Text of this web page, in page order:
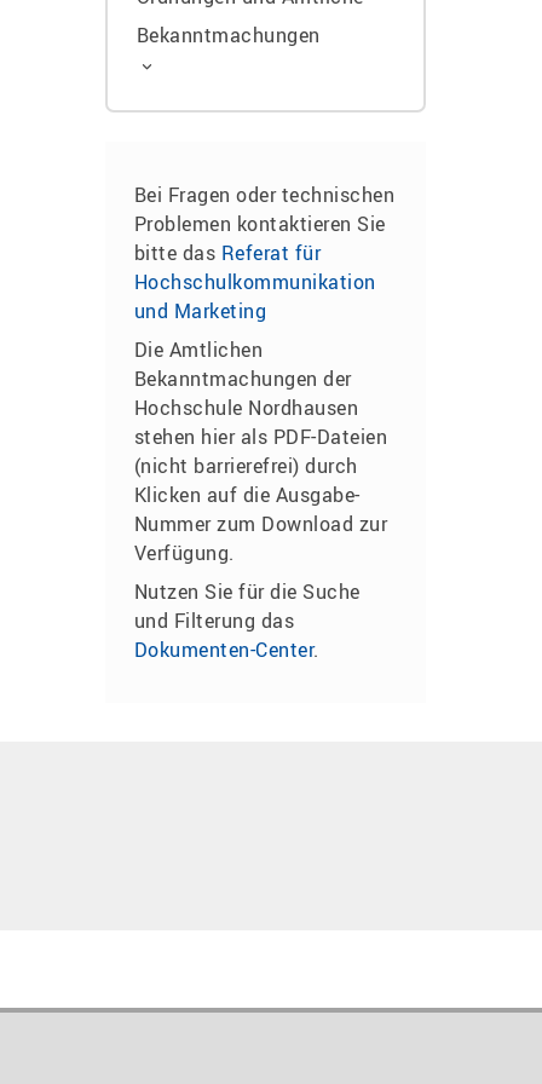
Bekanntmachungen
Bei Fragen oder technischen
Problemen kontaktieren Sie
bitte das Referat für
Hochschulkommunikation
und Marketing
Die Amtlichen
Bekanntmachungen der
Hochschule Nordhausen
stehen hier als PDF-Dateien
(nicht barrierefrei) durch
Klicken auf die Ausgabe-
Nummer zum Download zur
Verfügung.
Nutzen Sie für die Suche
und Filterung das
Dokumenten-Center.